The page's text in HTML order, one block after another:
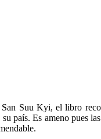
Suu Kyi, el libro
país. Es ameno pues